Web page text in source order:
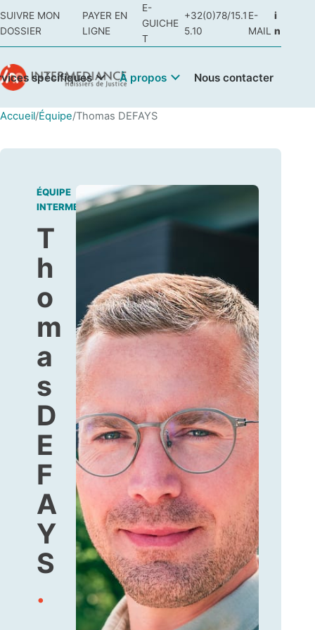
SUIVRE MON
DOSSIER
PAYER EN
LIGNE
E-
GUICHE
T
+32(0)78/15.1
5.10
E-
MAIL
i
n
spécifiques À propos Nous contacter
Accueil/Équipe/Thomas DEFAYS
ÉQUIPE
INTERMEDIANCE
T
h
o
m
a
s
D
E
F
A
Y
S
.